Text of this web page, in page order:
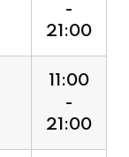
11:00
-
21:00
11:00
-
23:30